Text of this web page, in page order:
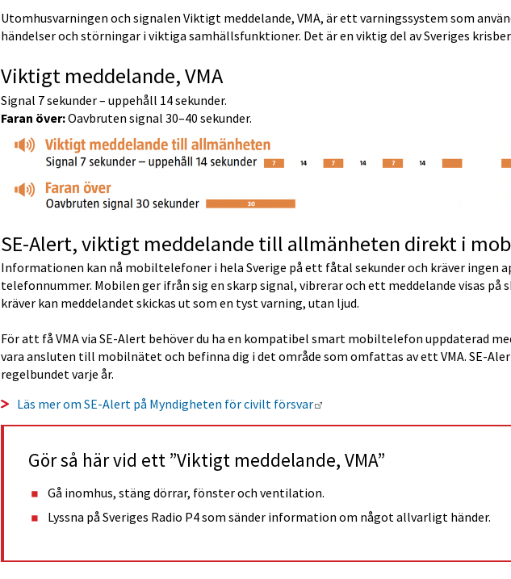
Utomhusvarningen och signalen Viktigt meddelande, VMA, är ett varningssystem som
händelser och störningar i viktiga samhällsfunktioner. Det är en viktig del av Sveriges
Viktigt meddelande, VMA
Signal 7 sekunder – uppehåll 14 sekunder.
Faran över: Oavbruten signal 30–40 sekunder.
SE-Alert, viktigt meddelande till allmänheten direkt i
Informationen kan nå mobiltelefoner i hela Sverige på ett fåtal sekunder och kräver ingen
telefonnummer. Mobilen ger ifrån sig en skarp signal, vibrerar och ett meddelande visas på
kräver kan meddelandet skickas ut som en tyst varning, utan ljud.
För att få VMA via SE-Alert behöver du ha en kompatibel smart mobiltelefon uppdaterad
vara ansluten till mobilnätet och befinna dig i det område som omfattas av ett VMA. SE-
regelbundet varje år.
Läs mer om SE-Alert på Myndigheten för civilt försvar
Gör så här vid ett ”Viktigt meddelande, VMA”
Gå inomhus, stäng dörrar, fönster och ventilation.
Lyssna på Sveriges Radio P4 som sänder information om något allvarligt händer.